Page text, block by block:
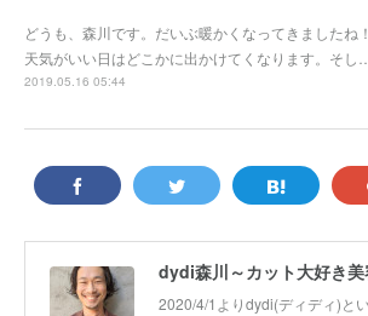
どうも、森川です。だいぶ暖かくなってきましたね！
天気がいい日はどこかに出かけてくなります。そし…
2019.05.16 05:44
dydi森川～カット大好き美
2020/4/1よりdydi(ディディ)と